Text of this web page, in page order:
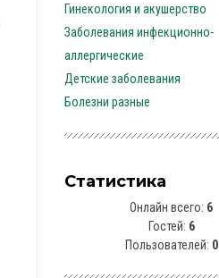
Гинекология и акушерство
Заболевания инфекционно-
аллергические
Детские заболевания
Болезни разные
Статистика
Онлайн всего: 6
Гостей: 6
Пользователей: 0